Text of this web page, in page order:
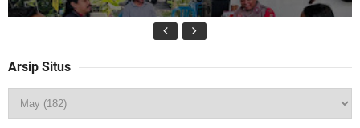
Arsip Situs